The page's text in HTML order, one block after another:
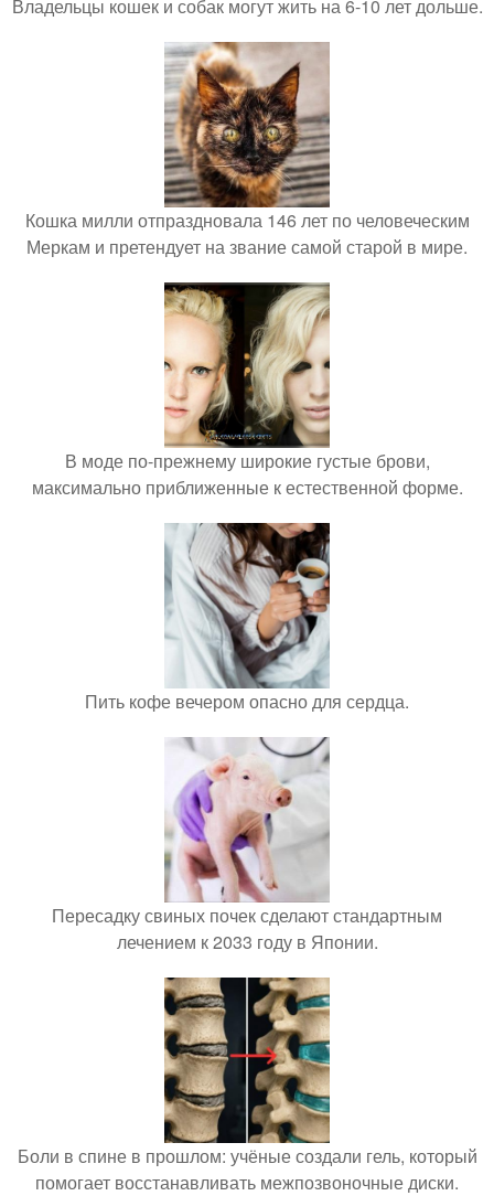
Владельцы кошек и собак могут жить на 6-10 лет дольше.
Кошка милли отпраздновала 146 лет по человеческим
Меркам и претендует на звание самой старой в мире.
В моде по-прежнему широкие густые брови,
максимально приближенные к естественной форме.
Пить кофе вечером опасно для сердца.
Пересадку свиных почек сделают стандартным
лечением к 2033 году в Японии.
Боли в спине в прошлом: учёные создали гель, который
помогает восстанавливать межпозвоночные диски.